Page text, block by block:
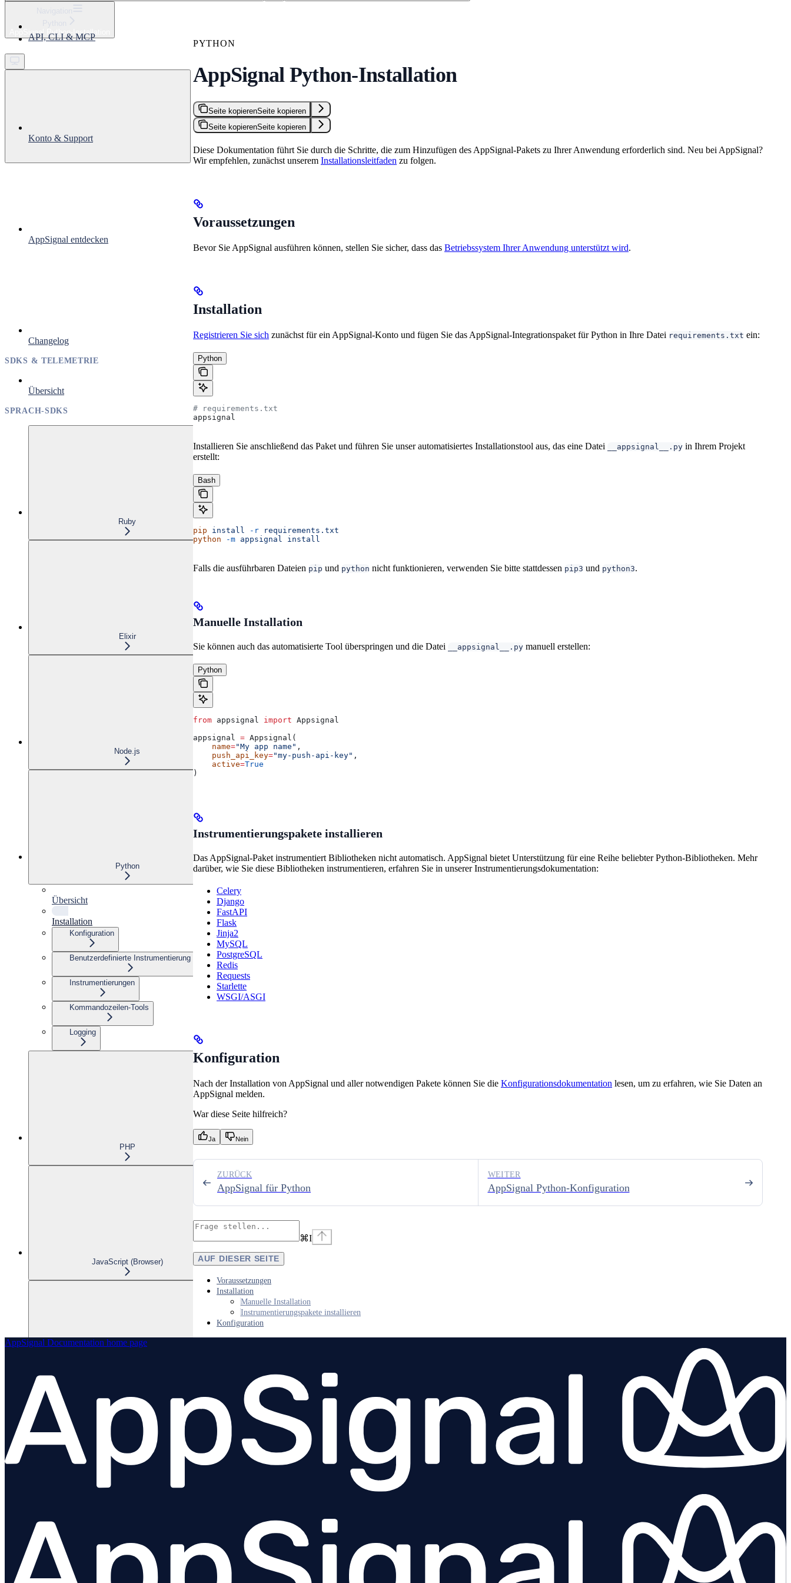
Get started
AppSignal Python-Installation
API, CLI & MCP
Konto & Support
AppSignal entdecken
Changelog
SDKS & TELEMETRIE
Übersicht
SPRACH-SDKS
Ruby
Elixir
Node.js
Python
Übersicht
Installation
Konfiguration
Benutzerdefinierte Instrumentierung
Instrumentierungen
Kommandozeilen-Tools
Logging
PHP
JavaScript (Browser)
PYTHON
AppSignal Python-Installation
Seite kopierenSeite kopieren
Seite kopierenSeite kopieren
Diese Dokumentation führt Sie durch die Schritte, die zum Hinzufügen des AppSignal-Pakets zu Ihrer Anwendung erforderlich sind. Neu bei AppSignal?
Wir empfehlen, zunächst unserem Installationsleitfaden zu folgen.
Voraussetzungen
Bevor Sie AppSignal ausführen können, stellen Sie sicher, dass das Betriebssystem Ihrer Anwendung unterstützt wird.
Installation
Registrieren Sie sich zunächst für ein AppSignal-Konto und fügen Sie das AppSignal-Integrationspaket für Python in Ihre Datei requirements.txt ein:
Python
# requirements.txt
appsignal
Installieren Sie anschließend das Paket und führen Sie unser automatisiertes Installationstool aus, das eine Datei __appsignal__.py in Ihrem Projekt
erstellt:
Bash
pip install -r requirements.txt
python -m appsignal install
Falls die ausführbaren Dateien pip und python nicht funktionieren, verwenden Sie bitte stattdessen pip3 und python3.
Manuelle Installation
Sie können auch das automatisierte Tool überspringen und die Datei __appsignal__.py manuell erstellen:
Python
from appsignal import Appsignal
appsignal = Appsignal(
    name
="My app name" ,
    push_api_key
="my-push-api-key" ,
    active
=True
)
Instrumentierungspakete installieren
Das AppSignal-Paket instrumentiert Bibliotheken nicht automatisch. AppSignal bietet Unterstützung für eine Reihe beliebter Python-Bibliotheken. Mehr
darüber, wie Sie diese Bibliotheken instrumentieren, erfahren Sie in unserer Instrumentierungsdokumentation:
Celery
Django
FastAPI
Flask
Jinja2
MySQL
PostgreSQL
Redis
Requests
Starlette
WSGI/ASGI
Konfiguration
Nach der Installation von AppSignal und aller notwendigen Pakete können Sie die Konfigurationsdokumentation lesen, um zu erfahren, wie Sie Daten an
AppSignal melden.
War diese Seite hilfreich?
Ja Nein
AppSignal für Python
ZURÜCK
AppSignal Python-Konfiguration
WEITER
⌘I
AUF DIESER SEITE
Voraussetzungen
Installation
Manuelle Installation
Instrumentierungspakete installieren
Konfiguration
AppSignal Documentation home page